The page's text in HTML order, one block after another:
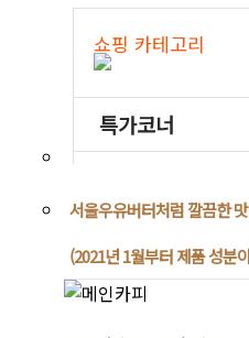
서울우유버터처럼 깔끔한
(2021년 1월부터 제품 성분